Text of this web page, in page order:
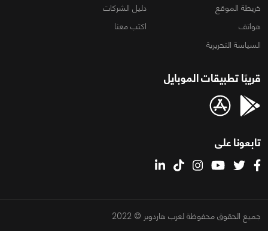
خريطة الموقع
دليل الشركات
هواتف
اكتب معنا
السياسة التحريرية
قريبًا تطبيقات الموبايل
تابعونا على
جميع الحقوق محفوظة لعرب هاردوير © 2022